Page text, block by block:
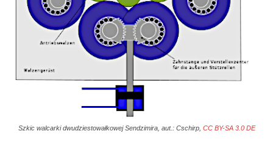
Szkic walcarki dwudziestowałkowej Sendzimira, aut.: Cschirp, CC BY-SA 3.0 DE